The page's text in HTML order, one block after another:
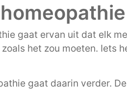
gaat ervan uit dat elk
het zou moeten. Iets
gaat daarin verder.